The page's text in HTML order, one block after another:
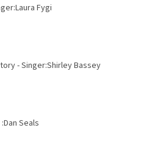
Fygi
- Singer:Shirley Bassey
Seals